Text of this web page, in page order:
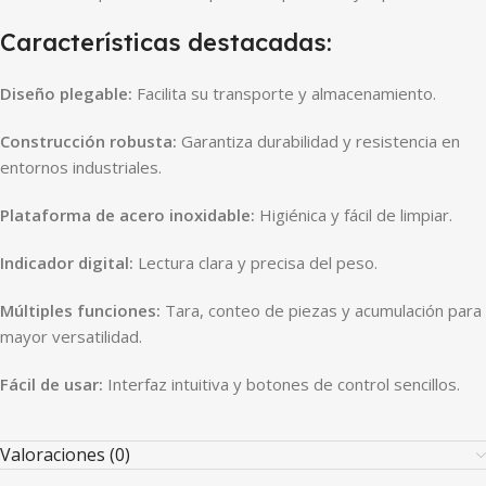
Características destacadas:
Diseño plegable: Facilita su transporte y almacenamiento.
Construcción robusta: Garantiza durabilidad y resistencia en
entornos industriales.
Plataforma de acero inoxidable: Higiénica y fácil de limpiar.
Indicador digital: Lectura clara y precisa del peso.
Múltiples funciones: Tara, conteo de piezas y acumulación para
mayor versatilidad.
Fácil de usar: Interfaz intuitiva y botones de control sencillos.
Valoraciones (0)